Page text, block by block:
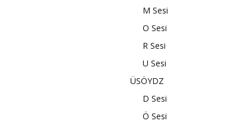
M Sesi
O Sesi
R Sesi
U Sesi
ÜSÖYDZ
D Sesi
Ö Sesi